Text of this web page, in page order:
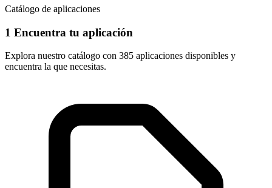
Catálogo de aplicaciones
1 Encuentra tu aplicación
Explora nuestro catálogo con 385 aplicaciones disponibles y
encuentra la que necesitas.